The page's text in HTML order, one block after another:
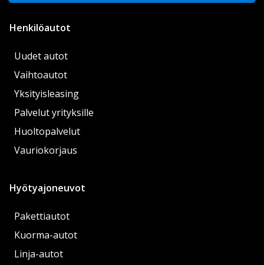
Henkilöautot
Uudet autot
Vaihtoautot
Yksityisleasing
Palvelut yrityksille
Huoltopalvelut
Vauriokorjaus
Hyötyajoneuvot
Pakettiautot
Kuorma-autot
Linja-autot